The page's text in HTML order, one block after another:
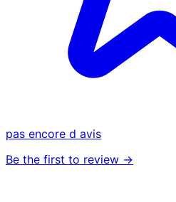
pas encore d avis
Be the first to review →